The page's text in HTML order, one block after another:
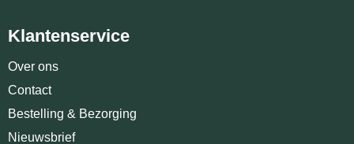
Klantenservice
Over ons
Contact
Bestelling & Bezorging
Nieuwsbrief